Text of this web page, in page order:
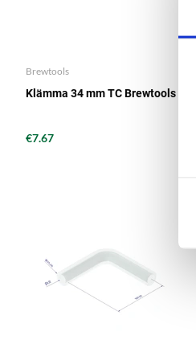
Brewtools
Klämma 34 mm TC Brewtools
€7.67